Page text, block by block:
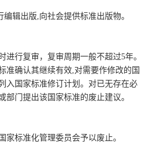
辑出版,向社会提供标准出版物。
进行复审，复审周期一般不超过5年。
准确认其继续有效,对需要作修改的国
入国家标准修订计划。对已无存在必
部门提出该国家标准的废止建议。
家标准化管理委员会予以废止。